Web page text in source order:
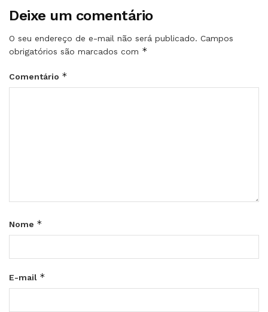
Deixe um comentário
O seu endereço de e-mail não será publicado. Campos
obrigatórios são marcados com *
Comentário *
Nome *
E-mail *